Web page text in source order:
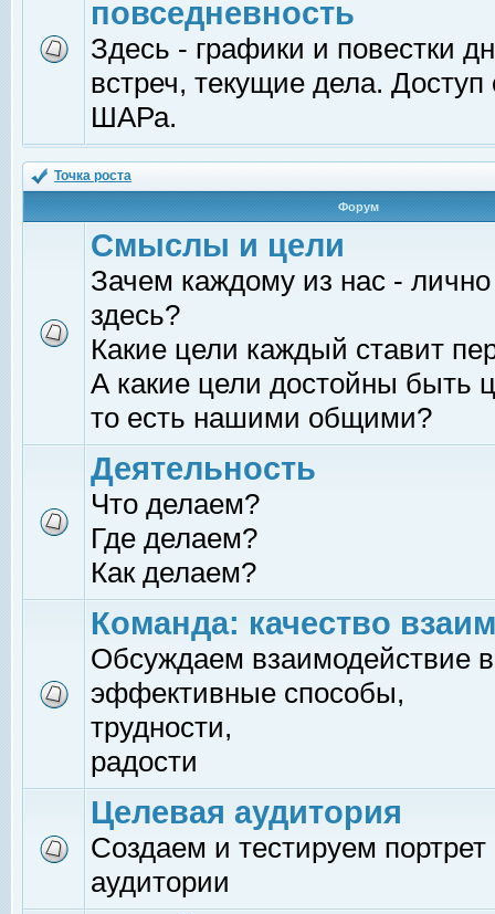
повседневность
Здесь - графики и повестки
встреч, текущие дела.
ШАРа.
Точка роста
Форум
Смыслы и цели
Зачем каждому из нас -
здесь?
Какие цели каждый ставит
А какие цели достойны быть
то есть нашими общими?
Деятельность
Что делаем?
Где делаем?
Как делаем?
Команда: качество
Обсуждаем взаимодействие
эффективные способы,
трудности,
радости
Целевая аудитория
Создаем и тестируем
аудитории